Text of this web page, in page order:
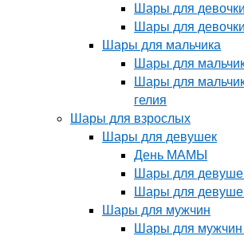
Шары для
Шары для
Шары для мальчика
Шары для
Шары для
гелия
Шары для взрослых
Шары для девушек
День МАМЫ
Шары для
Шары для
Шары для мужчин
Шары для мужчин